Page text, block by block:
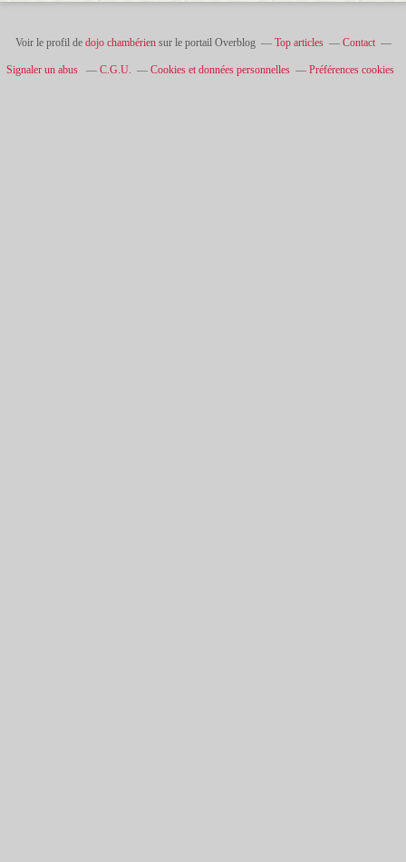
Voir le profil de dojo chambériensur le portail Overblog Top articles Contact
Signaler un abus C.G.U. Cookies et données personnelles Préférences cookies